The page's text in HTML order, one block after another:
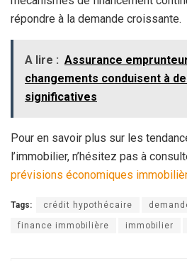
répondre à la demande croissante.
A lire : Assurance
changements conduisent à
significatives
Pour en savoir plus sur les
l’immobilier, n’hésitez pas à
prévisions économiques
Tags: crédit hypothécaire
finance immobilière immobilier